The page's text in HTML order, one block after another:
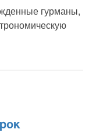
гурманы,